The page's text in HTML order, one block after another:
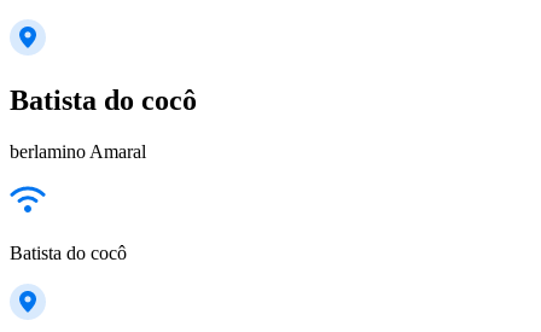
Batista do cocô
berlamino Amaral
Batista do cocô